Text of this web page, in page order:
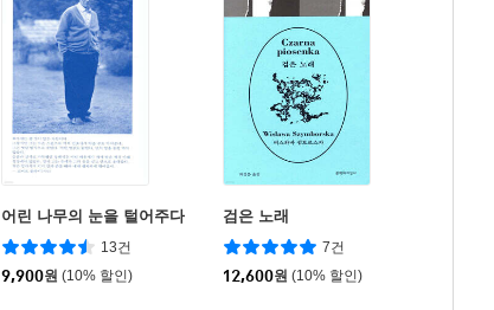
어린 나무의 눈을 털어주다
13건
9,900원 (10% 할인)
검은 노래
7건
12,600원 (10% 할인)